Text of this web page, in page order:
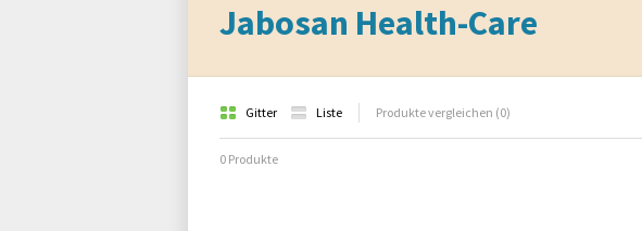
Jabosan Health-Care
Gitter Liste Produkte vergleichen (0)
0 Produkte